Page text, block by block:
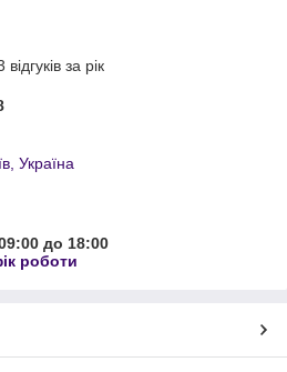
за рік
Україна
до 18:00
роботи